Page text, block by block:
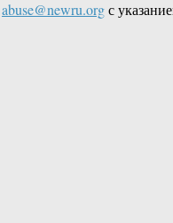
abuse@newru.orgс